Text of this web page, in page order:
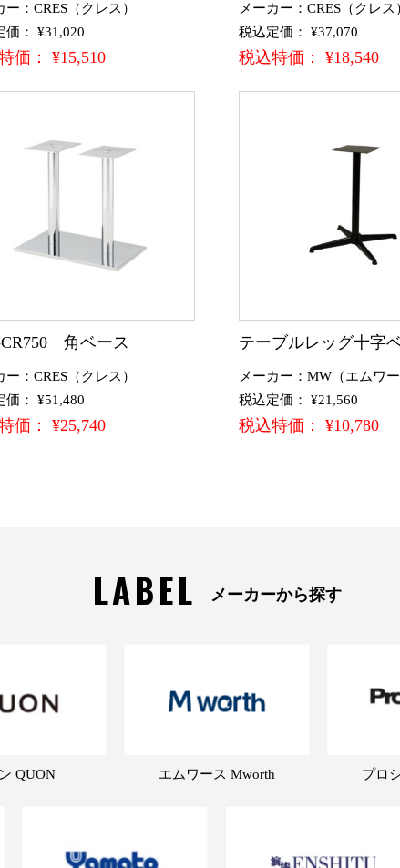
ー：CRES（クレス）
価： ¥31,020
価： ¥15,510
メーカー：CRES（クレス
税込定価： ¥37,070
税込特価： ¥18,540
角ベース
ー：CRES（クレス）
価： ¥51,480
価： ¥25,740
テーブルレッグ十字
メーカー：MW（エムワー
税込定価： ¥21,560
税込特価： ¥10,780
LABEL メーカーから探す
QUON エムワース Mworth プロ